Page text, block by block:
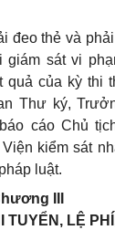
đeo thẻ và
sát vi
quả của kỳ thi
Thư ký,
cáo Chủ
kiểm sát
luật.
III
TUYỂN, LỆ